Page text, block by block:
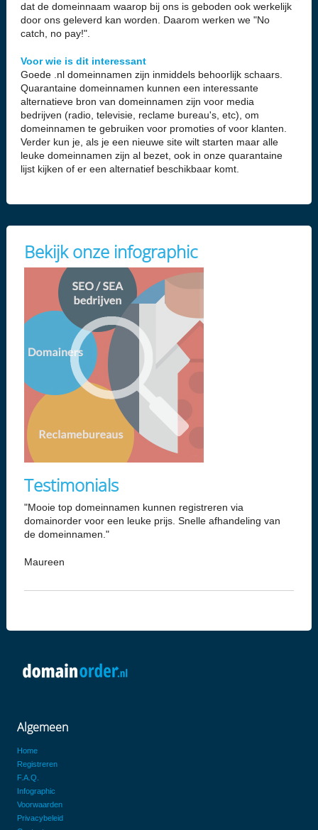
dat de domeinnaam waarop bij ons is geboden ook werkelijk
door ons geleverd kan worden. Daarom werken we "No
catch, no pay!".
Voor wie is dit interessant
Goede .nl domeinnamen zijn inmiddels behoorlijk schaars.
Quarantaine domeinnamen kunnen een interessante
alternatieve bron van domeinnamen zijn voor media
bedrijven (radio, televisie, reclame bureau's, etc), om
domeinnamen te gebruiken voor promoties of voor klanten.
Verder kun je, als je een nieuwe site wilt starten maar alle
leuke domeinnamen zijn al bezet, ook in onze quarantaine
lijst kijken of er een alternatief beschikbaar komt.
Bekijk onze infographic
Testimonials
"Mooie top domeinnamen kunnen registreren via
domainorder voor een leuke prijs. Snelle afhandeling van
de domeinnamen."
Maureen
Algemeen
Home
Registreren
F.A.Q.
Infographic
Voorwaarden
Privacybeleid